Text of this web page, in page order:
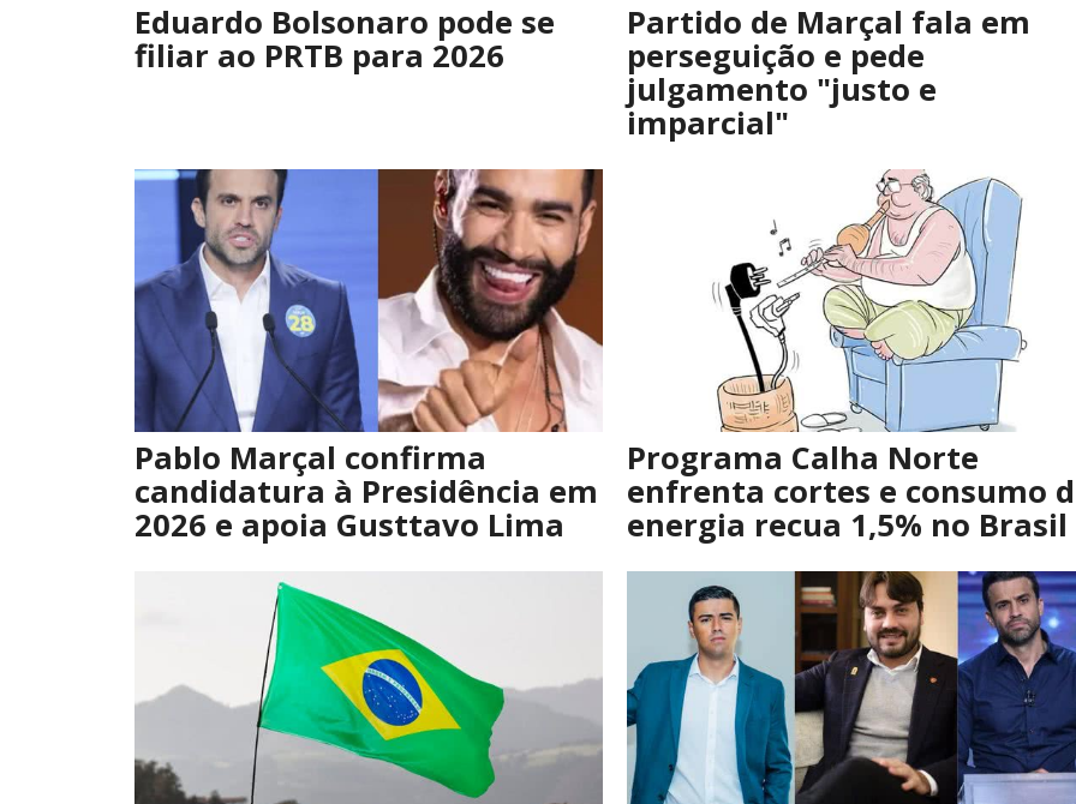
Eduardo Bolsonaro pode se
filiar ao PRTB para 2026
Partido de Marçal fala em
perseguição e pede
julgamento "justo e
imparcial"
Pablo Marçal confirma
candidatura à Presidência em
2026 e apoia Gusttavo Lima
Programa Calha Norte
enfrenta cortes e consumo
energia recua 1,5% no Brasil